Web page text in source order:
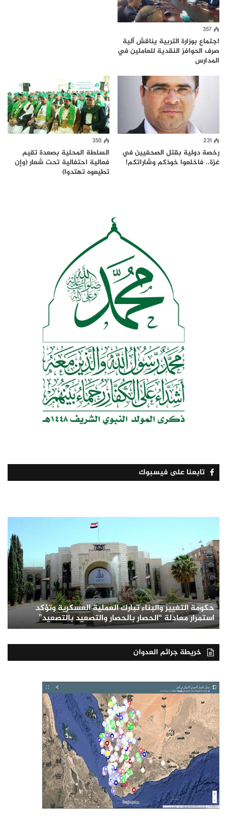
357
اجتماع بوزارة التربية يناقش آلية
صرف الحوافز النقدية للعاملين في
المدارس
231
رخصة دولية بقتل الصحفيين في
غزة.. فاخلعوا خوذكم وشاراتكم!
350
السلطة المحلية بصعدة تقيم
فعالية احتفالية تحت شعار (وإن
تطيعوه تهتدوا)
تابعنا على فيسبوك
حكومة التغيير والبناء تبارك العملية العسكرية وتؤكد
استمرار معادلة “الحصار بالحصار والتصعيد بالتصعيد”
خريطة جرائم العدوان